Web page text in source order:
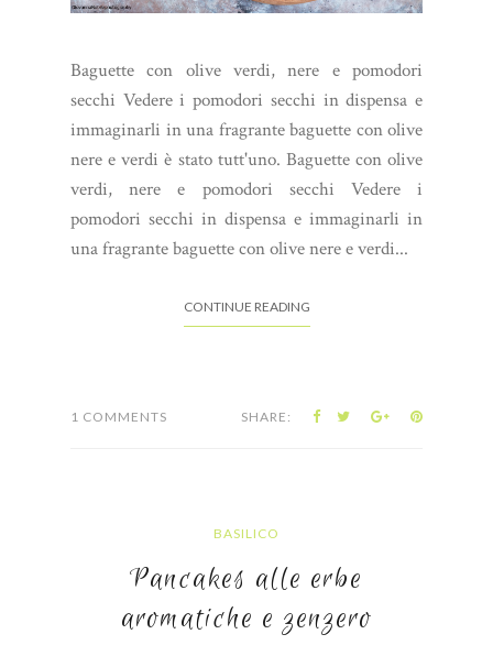
Baguette con olive verdi, nere e pomodori
secchi Vedere i pomodori secchi in dispensa e
immaginarli in una fragrante baguette con olive
nere e verdi è stato tutt'uno. Baguette con olive
verdi, nere e pomodori secchi Vedere i
pomodori secchi in dispensa e immaginarli in
una fragrante baguette con olive nere e verdi...
CONTINUE READING
1 COMMENTS SHARE:
BASILICO
Pancakes alle erbe
aromatiche e zenzero